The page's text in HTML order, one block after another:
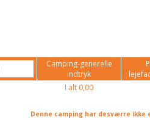
Camping-generelle
indtryk
I alt 0,00
Denne camping har desværre